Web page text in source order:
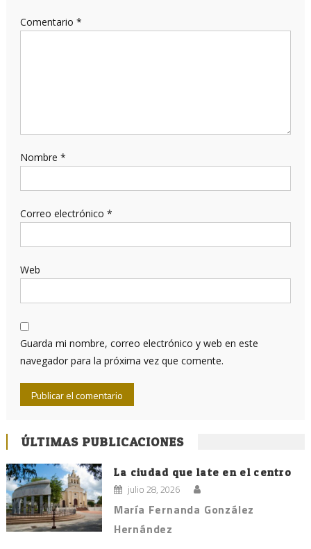
Comentario *
Nombre *
Correo electrónico *
Web
Guarda mi nombre, correo electrónico y web en este
navegador para la próxima vez que comente.
ÚLTIMAS PUBLICACIONES
La ciudad que late en el centro
julio 28, 2026
María Fernanda González
Hernández